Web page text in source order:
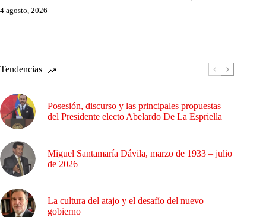
4 agosto, 2026
Tendencias
Posesión, discurso y las principales propuestas
del Presidente electo Abelardo De La Espriella
Miguel Santamaría Dávila, marzo de 1933 – julio
de 2026
La cultura del atajo y el desafío del nuevo
gobierno